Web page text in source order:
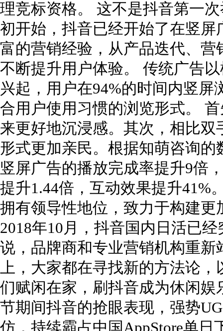
理竞标资格。 这不是抖音第一
初开始，抖音已经开始了在竖
富的营销经验，从产品迭代、
不断提升用户体验。 传统广告
兴起，用户在94%的时间内竖
合用户使用习惯的浏览形式。
来更好地沉浸感。其次，相比
形式更加亲民。根据知萌咨询
竖屏广告的播放完成率提升9倍
提升1.44倍，互动效果提升41%
拥有领导性地位，致力于构建
2018年10月，抖音国内日活已
说，品牌商和专业营销机构重
上，大家都在寻找新的方法论
们赋闲在家，刷抖音成为休闲
节期间抖音的抢眼表现，强势
仿，持续霸占中国AppStore单